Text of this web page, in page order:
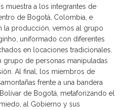
muestra a los integrantes de
de Bogotá, Colombia, e
la producción, vemos al grupo
uniformado con diferentes
en locaciones tradicionales.
grupo de personas manipuladas
Al final, los miembros de
frente a una bandera
de Bogotá, metaforizando el
al Gobierno y sus